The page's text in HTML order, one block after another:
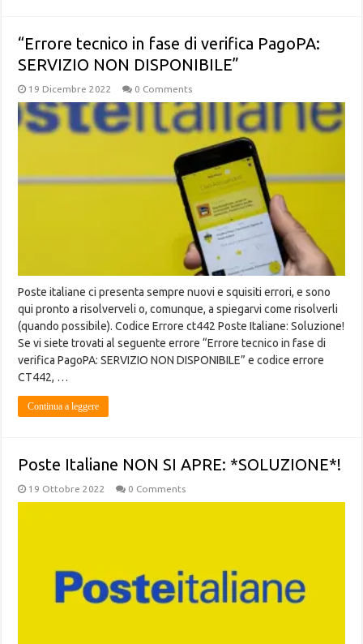
“Errore tecnico in fase di verifica PagoPA:
SERVIZIO NON DISPONIBILE”
19 Dicembre 2022 0 Comments
Poste italiane ci presenta sempre nuovi e squisiti errori, e sono
qui pronto a risolverveli o, comunque, a spiegarvi come risolverli
(quando possibile). Codice Errore ct442 Poste Italiane: Soluzione!
Se vi siete trovati al seguente errore “Errore tecnico in fase di
verifica PagoPA: SERVIZIO NON DISPONIBILE” e codice errore
CT442, …
Continua a leggere
Poste Italiane NON SI APRE: *SOLUZIONE*!
19 Ottobre 2022 0 Comments